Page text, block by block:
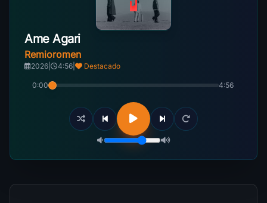
Ame Agari
Remioromen
2026 4:56 Destacado
0:00 4:56